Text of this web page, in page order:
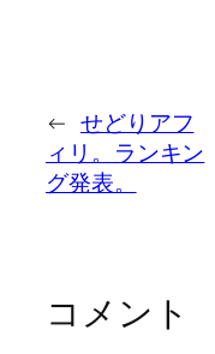
← せどりアフ
ィリ。ランキン
グ発表。
コメント